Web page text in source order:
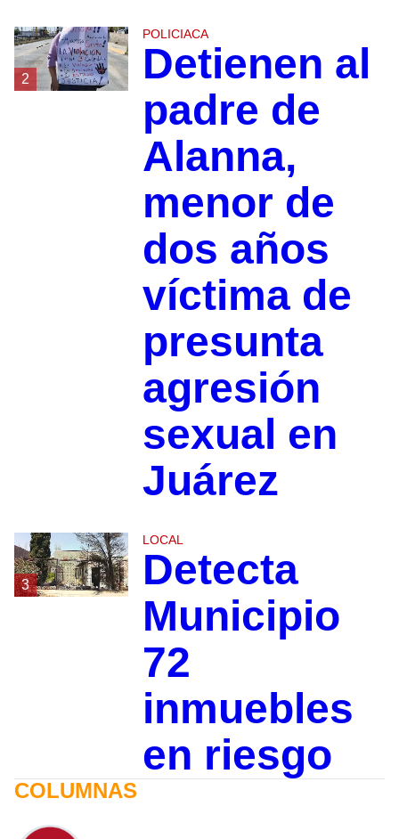
2
POLICIACA
Detienen al
padre de
Alanna,
menor de
dos años
víctima de
presunta
agresión
sexual en
Juárez
3
LOCAL
Detecta
Municipio
72
inmuebles
en riesgo
COLUMNAS